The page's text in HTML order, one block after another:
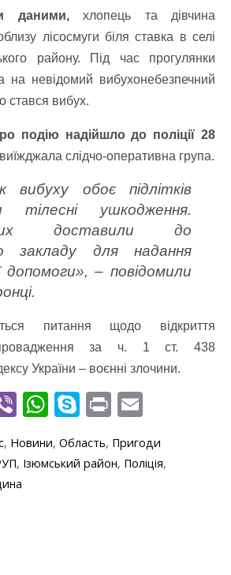
даними,хлопець та дівчина
лісосмуги біля ставка в селі
району. Під час прогулянки
на невідомий вибухонебезпечний
стався вибух.
подію надійшло до поліції 28
слідчо-оперативна група.
вибуху обоє підлітків
тілесні ушкодження.
доставили до
закладу для надання
допомоги», – повідомили
питання щодо відкриття
провадження за ч. 1 ст. 438
України – воєнні злочини.
Vi
er
W
at
S
y
p
Pr
t ai
, Новини, Область, Пригоди
, Ізюмський район, Поліція,